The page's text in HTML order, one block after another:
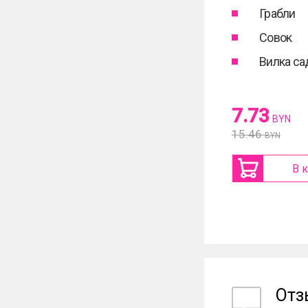
Грабли
Совок
Вилка
7.73 BYN
15.46 BYN
В